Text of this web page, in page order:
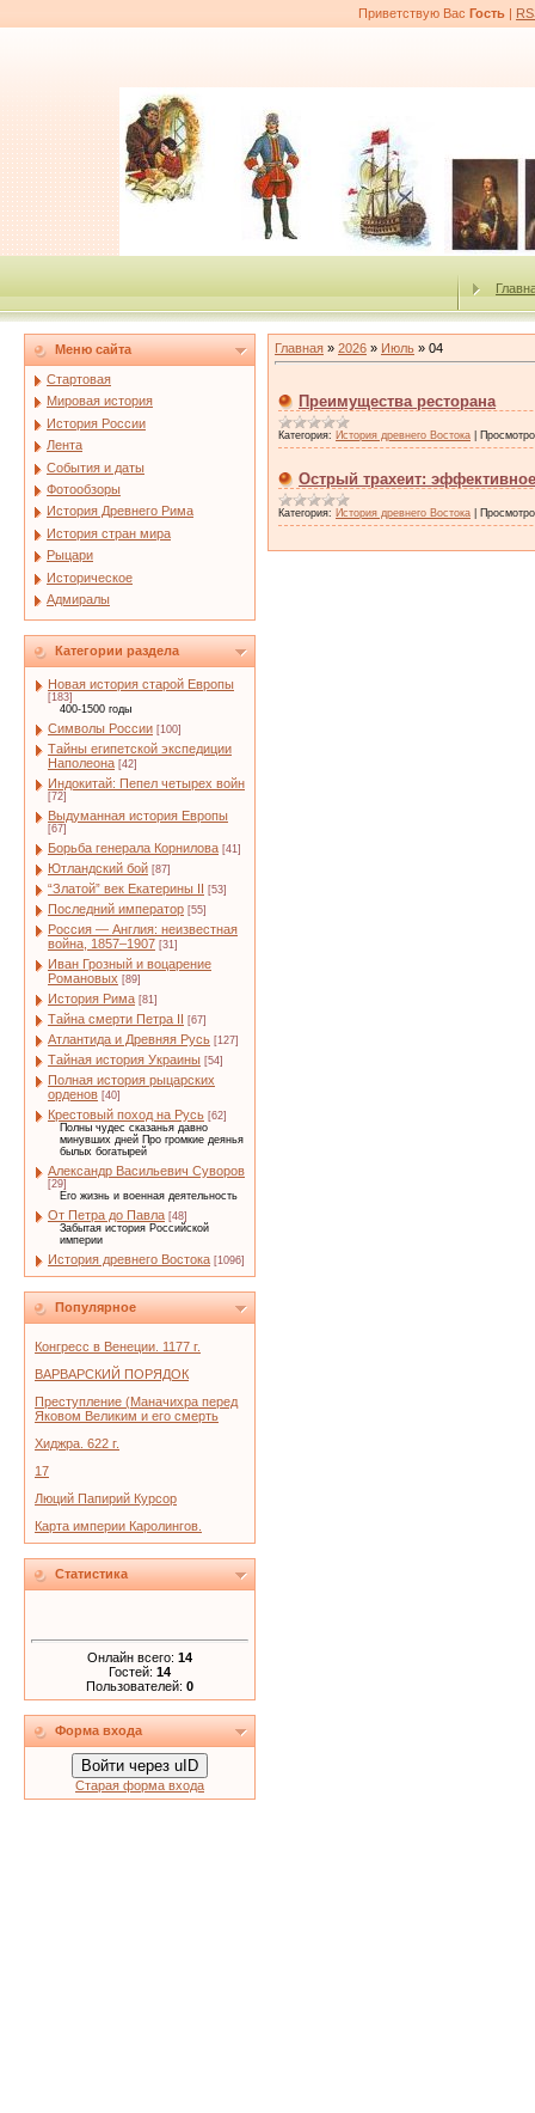
Приветствую Вас Гость |
Меню сайта
Стартовая
Мировая история
История России
Лента
События и даты
Фотообзоры
История Древнего Рима
История стран мира
Рыцари
Историческое
Адмиралы
Категории раздела
Новая история старой Европы
[183]
400-1500 годы
Символы России [100]
Тайны египетской экспедиции
Наполеона [42]
Индокитай: Пепел четырех войн
[72]
Выдуманная история Европы
[67]
Борьба генерала Корнилова [41]
Ютландский бой [87]
“Златой” век Екатерины II [53]
Последний император [55]
Россия — Англия: неизвестная
война, 1857–1907 [31]
Иван Грозный и воцарение
Романовых [89]
История Рима [81]
Тайна смерти Петра II [67]
Атлантида и Древняя Русь [127]
Тайная история Украины [54]
Полная история рыцарских
орденов [40]
Крестовый поход на Русь [62]
Полны чудес сказанья давно
минувших дней Про громкие деянья
былых богатырей
Александр Васильевич Суворов
[29]
Его жизнь и военная деятельность
От Петра до Павла [48]
Забытая история Российской
империи
История древнего Востока [1096]
Популярное
Конгресс в Венеции. 1177 г.
ВАРВАРСКИЙ ПОРЯДОК
Преступление (Маначихра перед
Яковом Великим и его смерть
Хиджра. 622 г.
17
Люций Папирий Курсор
Карта империи Каролингов.
Статистика
Онлайн всего: 14
Гостей: 14
Пользователей: 0
Форма входа
Войти через uID
Старая форма входа
Главная » 2026 » Июль » 04
Преимущества ресторана
Категория: История древнего Востока
Острый трахеит:
Категория: История древнего Востока